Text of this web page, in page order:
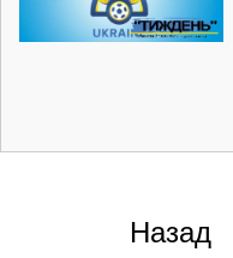
Назад